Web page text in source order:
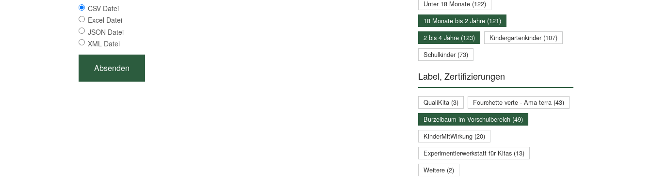
CSV Datei
Excel Datei
JSON Datei
XML Datei
Unter 18 Monate (122)
18 Monate bis 2 Jahre (121)
2 bis 4 Jahre (123)
Kindergartenkinder (107)
Schulkinder (73)
Label, Zertifizierungen
QualiKita (3)
Fourchette verte - Ama terra (43)
Burzelbaum im Vorschulbereich (49)
KinderMitWirkung (20)
Experimentierwerkstatt für Kitas (13)
Weitere (2)